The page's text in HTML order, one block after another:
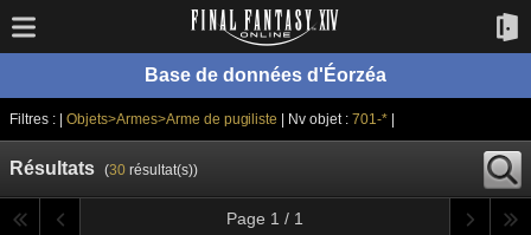
Base de données d'Éorzéa
Filtres : | Objets>Armes>Arme de pugiliste | Nv objet :701-*
Résultats (30résultat(s))
Page 1 / 1